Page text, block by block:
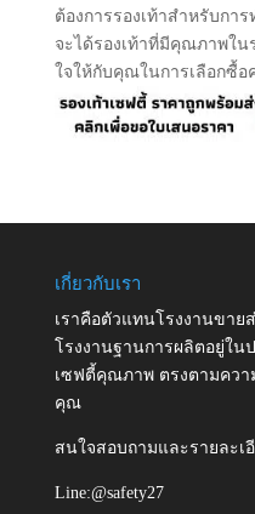
ต้องการรองเท้าสำหรับกา
จะได้รองเท้าที่มีคุณภาพใ
ใจให้กับคุณในการเลือกซื้อ
เกี่ยวกับเรา
เราคือตัวแทนโรงงานขาย
โรงงานฐานการผลิตอยู่ใน
เซฟตี้คุณภาพ ตรงตามคว
คุณ
สนใจสอบถามและรายละเอี
Line:@safety27